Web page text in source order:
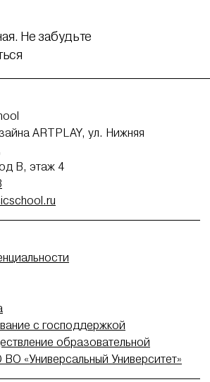
Не забудьте
ARTPLAY, ул. Нижняя
В, этаж 4
с господдержкой
образовательной
«Универсальный Университет»